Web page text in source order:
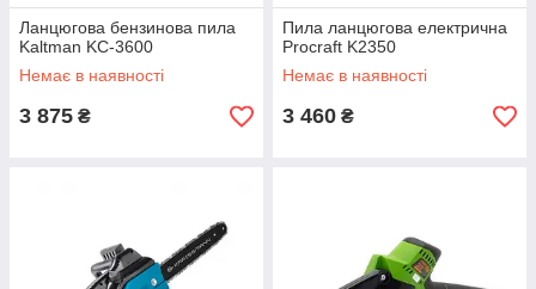
Ланцюгова бензинова пила
Kaltman KC-3600
Немає в наявності
3 875 ₴
Пила ланцюгова електрична
Procraft K2350
Немає в наявності
3 460 ₴